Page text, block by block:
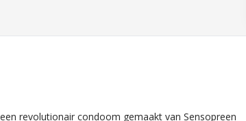
revolutionair condoom gemaakt van Sensopreen